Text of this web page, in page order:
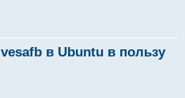
в Ubuntu в пользу